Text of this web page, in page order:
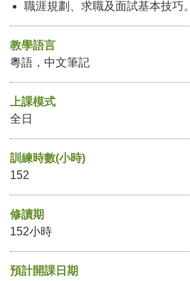
職涯規劃、求職及面試基本技巧。
教學語言
粵語，中文筆記
上課模式
全日
訓練時數(小時)
152
修讀期
152小時
預計開課日期